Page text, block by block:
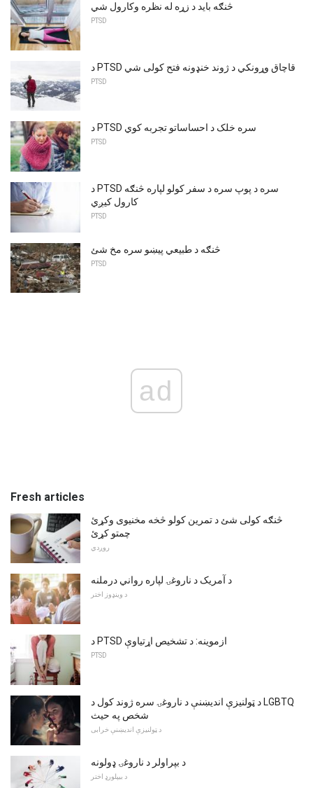
څنګه باید د زړه له نظره وکارول شي
PTSD
د PTSD قاچاق وړونکي د ژوند خنډونه فتح کولی شي
PTSD
د PTSD سره خلک د احساساتو تجربه کوي
PTSD
د PTSD سره د پوپ سره د سفر کولو لپاره څنګه
کارول کیږي
PTSD
څنګه د طبیعي پیښو سره مخ شئ
PTSD
ad
Fresh articles
څنګه کولی شئ د تمرین کولو څخه مخنیوی وکړئ
چمتو کړئ
روږدي
د آمریک د ناروغۍ لپاره رواني درملنه
د وینډوز اختر
د PTSD ازموینه: د تشخیص اړتیاوې
PTSD
د ټولنیزې اندیښنې د ناروغۍ سره ژوند کول د LGBTQ
شخص په حیث
د ټولنیزې اندیښنې خرابی
د بپراولر د ناروغۍ ډولونه
د بیپلورډ اختر